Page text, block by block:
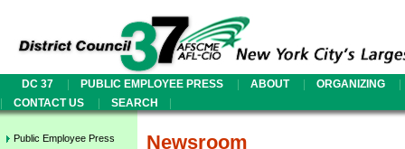
DC 37 | PUBLIC EMPLOYEE PRESS | ABOUT | ORGANIZING
|
|
CONTACT US | SEARCH |
Public Employee Press
Newsroom